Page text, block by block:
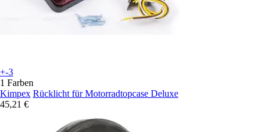
+-3
1 Farben
Kimpex Rücklicht für Motorradtopcase Deluxe
45,21 €